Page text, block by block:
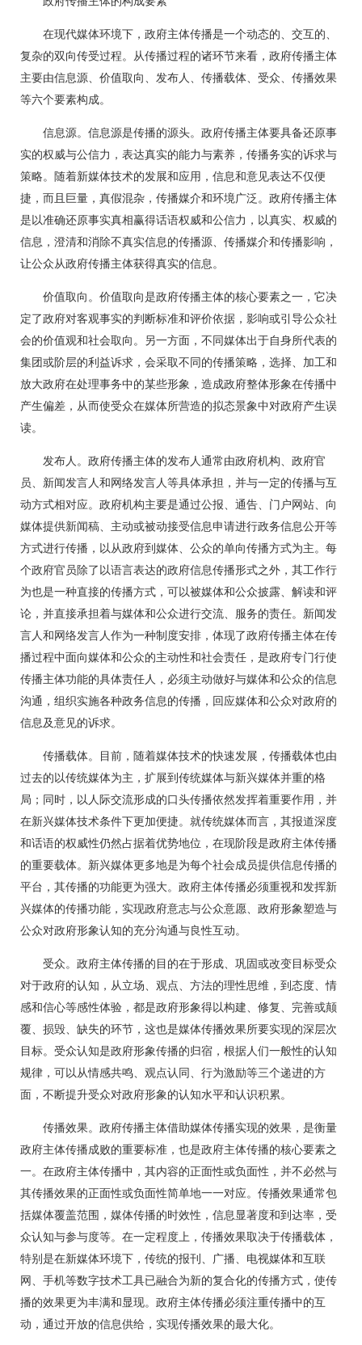
在现代媒体环境下，政府主体传播是一个动态的、交互的、
复杂的双向传受过程。从传播过程的诸环节来看，政府传播主体
主要由信息源、价值取向、发布人、传播载体、受众、传播效果
等六个要素构成。
信息源。信息源是传播的源头。政府传播主体要具备还原事
实的权威与公信力，表达真实的能力与素养，传播务实的诉求与
策略。随着新媒体技术的发展和应用，信息和意见表达不仅便
捷，而且巨量，真假混杂，传播媒介和环境广泛。政府传播主体
是以准确还原事实真相赢得话语权威和公信力，以真实、权威的
信息，澄清和消除不真实信息的传播源、传播媒介和传播影响，
让公众从政府传播主体获得真实的信息。
价值取向。价值取向是政府传播主体的核心要素之一，它决
定了政府对客观事实的判断标准和评价依据，影响或引导公众社
会的价值观和社会取向。另一方面，不同媒体出于自身所代表的
集团或阶层的利益诉求，会采取不同的传播策略，选择、加工和
放大政府在处理事务中的某些形象，造成政府整体形象在传播中
产生偏差，从而使受众在媒体所营造的拟态景象中对政府产生误
读。
发布人。政府传播主体的发布人通常由政府机构、政府官
员、新闻发言人和网络发言人等具体承担，并与一定的传播与互
动方式相对应。政府机构主要是通过公报、通告、门户网站、向
媒体提供新闻稿、主动或被动接受信息申请进行政务信息公开等
方式进行传播，以从政府到媒体、公众的单向传播方式为主。每
个政府官员除了以语言表达的政府信息传播形式之外，其工作行
为也是一种直接的传播方式，可以被媒体和公众披露、解读和评
论，并直接承担着与媒体和公众进行交流、服务的责任。新闻发
言人和网络发言人作为一种制度安排，体现了政府传播主体在传
播过程中面向媒体和公众的主动性和社会责任，是政府专门行使
传播主体功能的具体责任人，必须主动做好与媒体和公众的信息
沟通，组织实施各种政务信息的传播，回应媒体和公众对政府的
信息及意见的诉求。
传播载体。目前，随着媒体技术的快速发展，传播载体也由
过去的以传统媒体为主，扩展到传统媒体与新兴媒体并重的格
局；同时，以人际交流形成的口头传播依然发挥着重要作用，并
在新兴媒体技术条件下更加便捷。就传统媒体而言，其报道深度
和话语的权威性仍然占据着优势地位，在现阶段是政府主体传播
的重要载体。新兴媒体更多地是为每个社会成员提供信息传播的
平台，其传播的功能更为强大。政府主体传播必须重视和发挥新
兴媒体的传播功能，实现政府意志与公众意愿、政府形象塑造与
公众对政府形象认知的充分沟通与良性互动。
受众。政府主体传播的目的在于形成、巩固或改变目标受众
对于政府的认知，从立场、观点、方法的理性思维，到态度、情
感和信心等感性体验，都是政府形象得以构建、修复、完善或颠
覆、损毁、缺失的环节，这也是媒体传播效果所要实现的深层次
目标。受众认知是政府形象传播的归宿，根据人们一般性的认知
规律，可以从情感共鸣、观点认同、行为激励等三个递进的方
面，不断提升受众对政府形象的认知水平和认识积累。
传播效果。政府传播主体借助媒体传播实现的效果，是衡量
政府主体传播成败的重要标准，也是政府主体传播的核心要素之
一。在政府主体传播中，其内容的正面性或负面性，并不必然与
其传播效果的正面性或负面性简单地一一对应。传播效果通常包
括媒体覆盖范围，媒体传播的时效性，信息显著度和到达率，受
众认知与参与度等。在一定程度上，传播效果取决于传播载体，
特别是在新媒体环境下，传统的报刊、广播、电视媒体和互联
网、手机等数字技术工具已融合为新的复合化的传播方式，使传
播的效果更为丰满和显现。政府主体传播必须注重传播中的互
动，通过开放的信息供给，实现传播效果的最大化。